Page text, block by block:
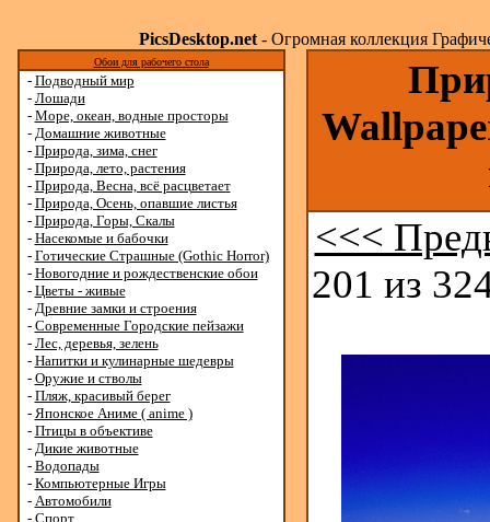
PicsDesktop.net- Огромная коллекция
Обои для рабочего стола
- Подводный мир
- Лошади
- Море, океан, водные просторы
- Домашние животные
- Природа, зима, снег
- Природа, лето, растения
- Природа, Весна, всё расцветает
- Природа, Осень, опавшие листья
- Природа, Горы, Скалы
- Насекомые и бабочки
- Готические Страшные (Gothic Horror)
- Новогодние и рождественские обои
- Цветы - живые
- Древние замки и строения
- Современные Городские пейзажи
- Лес, деревья, зелень
- Напитки и кулинарные шедевры
- Оружие и стволы
- Пляж, красивый берег
- Японское Аниме ( anime )
- Птицы в объективе
- Дикие животные
- Водопады
- Компьютерные Игры
- Автомобили
- Спорт
<<<
201 из